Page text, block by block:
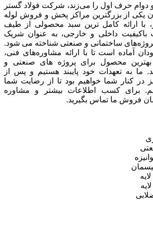
دوام حرف اول را می‌زند، شرکت فولاد گستر
یکی از بزرگترین مراکز پخش و فروش لوله
با ارائه کامل ترین سبد محصولی از طیف
داخلی و خارجی، به عنوان شریک
ساختمانی و صنعتی شناخته می شود.
آماده است تا با ارائه مشاوره‌های فنی،
بهترین محصول برای پروژه های صنعتی و
ما به تعهدات خود پایبند هستیم و پس از
کنار شما خواهیم بود تا از رضایت شما
برای کسب اطلاعات بیشتر و مشاوره
فروش ما تماس بگیرید.